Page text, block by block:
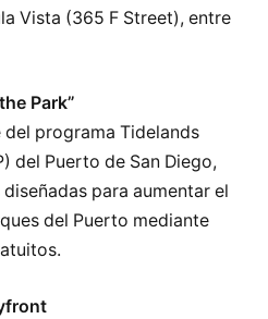
Vista (365 F Street), entre
Park”
programa Tidelands
del Puerto de San Diego,
para aumentar el
del Puerto mediante